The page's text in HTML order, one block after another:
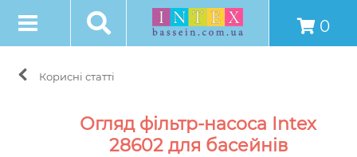
0
Корисні статті
Огляд фільтр-насоса Intex
28602 для басейнів